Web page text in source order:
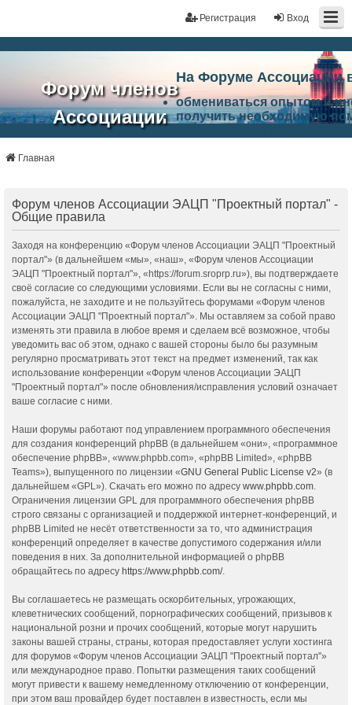
Вход
Регистрация
Форум членов
Ассоциации
портал"
На Форуме Ассоциации
обмениваться опытом и
получить необходимую
работа Форума
Ассоциации и успехам в
Ассоциации.
Главная
Форум членов Ассоциации ЭАЦП "Проектный портал" -
Общие правила
Заходя на конференцию «Форум членов Ассоциации ЭАЦП "Проектный
портал"» (в дальнейшем «мы», «наш», «Форум членов Ассоциации
ЭАЦП "Проектный портал"», «https://forum.sroprp.ru»), вы подтверждаете
своё согласие со следующими условиями. Если вы не согласны с ними,
пожалуйста, не заходите и не пользуйтесь форумами «Форум членов
Ассоциации ЭАЦП "Проектный портал"». Мы оставляем за собой право
изменять эти правила в любое время и сделаем всё возможное, чтобы
уведомить вас об этом, однако с вашей стороны было бы разумным
регулярно просматривать этот текст на предмет изменений, так как
использование конференции «Форум членов Ассоциации ЭАЦП
"Проектный портал"» после обновления/исправления условий означает
ваше согласие с ними.
Наши форумы работают под управлением программного обеспечения
для создания конференций phpBB (в дальнейшем «они», «программное
обеспечение phpBB», «www.phpbb.com», «phpBB Limited», «phpBB
Teams»), выпущенного по лицензии «GNU General Public License v2» (в
дальнейшем «GPL»). Скачать его можно по адресу www.phpbb.com
Ограничения лицензии GPL для программного обеспечения phpBB
строго связаны с организацией и поддержкой интернет-конференций, и
phpBB Limited не несёт ответственности за то, что администрация
конференций определяет в качестве допустимого содержания и/или
поведения в них. За дополнительной информацией о phpBB
обращайтесь по адресу https://www.phpbb.com/.
Вы соглашаетесь не размещать оскорбительных, угрожающих,
клеветнических сообщений, порнографических сообщений, призывов к
национальной розни и прочих сообщений, которые могут нарушить
законы вашей страны, страны, которая предоставляет услуги хостинга
для форумов «Форум членов Ассоциации ЭАЦП "Проектный портал"»
или международное право. Попытки размещения таких сообщений
могут привести к вашему немедленному отключению от конференции,
при этом ваш провайдер будет поставлен в известность, если мы